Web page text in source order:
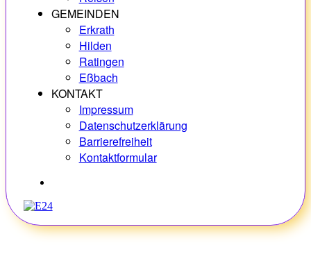
GEMEINDEN
Erkrath
Hilden
Ratingen
Eßbach
KONTAKT
Impressum
Datenschutzerklärung
Barrierefreiheit
Kontaktformular